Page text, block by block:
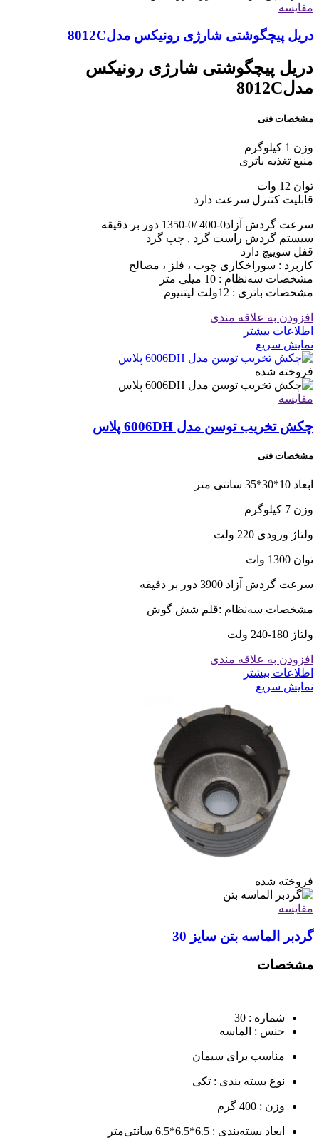
مقايسه
دریل پیچگوشتی شارژی رونیکس مدل8012C
دریل پیچگوشتی شارژی رونیکس
مدل8012C
مشخصات فنی
وزن 1 کیلوگرم
منبع تغذیه باتری
توان 12 وات
قابلیت کنترل سرعت دارد
سرعت گردش آزاد0-400 /0-1350 دور بر دقیقه
سیستم گردش راست گرد , چپ گرد
قفل سوییچ دارد
کاربرد : سوراخکاری چوب ، فلز ، مصالح
مشخصات سه‌نظام : 10 میلی متر
مشخصات باتری : 12ولت لیتنیوم
افزودن به علاقه مندی
اطلاعات بیشتر
نمایش سریع
فروخته شده
مقايسه
چکش تخریب توسن مدل 6006DH پلاس
مشخصات فنی
ابعاد 10*30*35 سانتی متر
وزن 7 کیلوگرم
ولتاژ ورودی 220 ولت
توان 1300 وات
سرعت گردش آزاد 3900 دور بر دقیقه
مشخصات سه‌نظام :قلم شش گوش
ولتاژ 180-240 ولت
افزودن به علاقه مندی
اطلاعات بیشتر
نمایش سریع
فروخته شده
مقايسه
گردبر الماسه بتن سایز 30
مشخصات
شماره : 30
جنس : الماسه
مناسب برای سیمان
نوع بسته بندی : تکی
وزن : 400 گرم
ابعاد بسته‌بندی : 6.5*6.5*6.5 سانتی‌متر